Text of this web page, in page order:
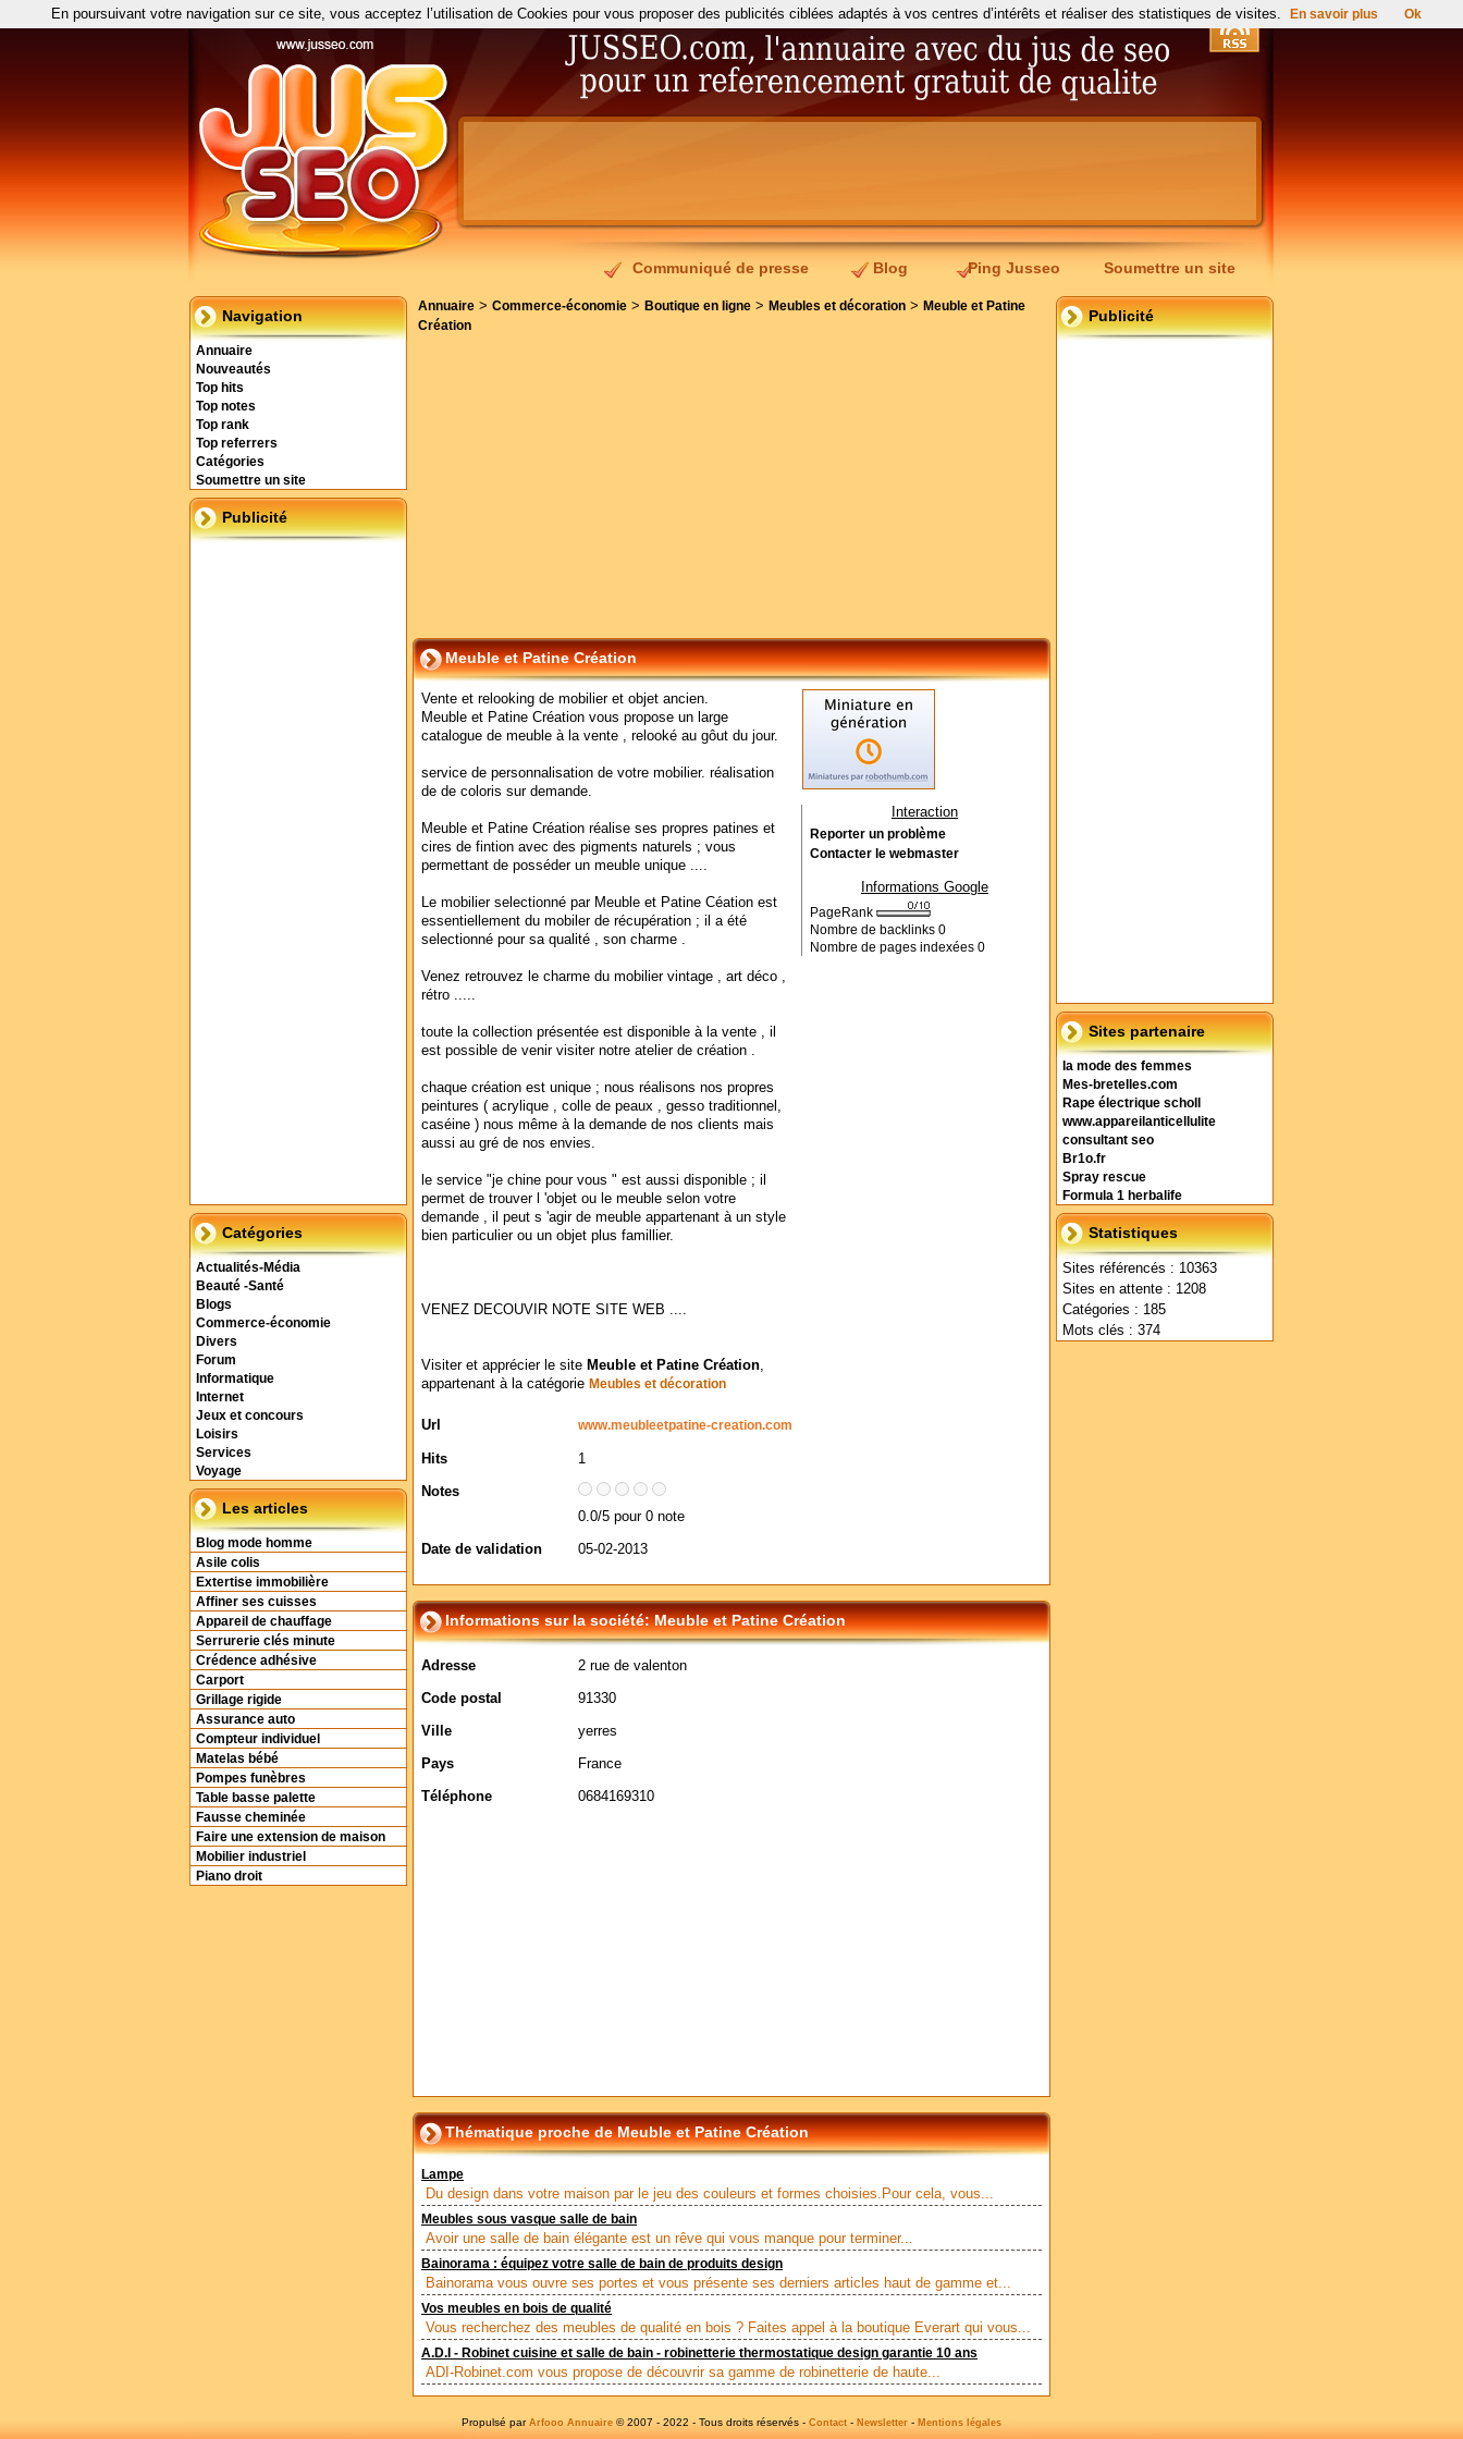
Communiqué de presse Blog Ping Jusseo Soumettre un site
Navigation
Annuaire
Nouveautés
Top hits
Top notes
Top rank
Top referrers
Catégories
Soumettre un site
Publicité
Catégories
Actualités-Média
Beauté -Santé
Blogs
Commerce-économie
Divers
Forum
Informatique
Internet
Jeux et concours
Loisirs
Services
Voyage
Les articles
Blog mode homme
Asile colis
Extertise immobilière
Affiner ses cuisses
Appareil de chauffage
Serrurerie clés minute
Crédence adhésive
Carport
Grillage rigide
Assurance auto
Compteur individuel
Matelas bébé
Pompes funèbres
Table basse palette
Fausse cheminée
Faire une extension de maison
Mobilier industriel
Piano droit
Publicité
Sites partenaire
la mode des femmes
Mes-bretelles.com
Rape électrique scholl
www.appareilanticellulite
consultant seo
Br1o.fr
Spray rescue
Formula 1 herbalife
Statistiques
Sites référencés : 10363
Sites en attente : 1208
Catégories : 185
Mots clés : 374
Annuaire > Commerce-économie > Boutique en ligne > Meubles et décoration > Meuble et Patine
Création
Meuble et Patine Création
Vente et relooking de mobilier et objet ancien.
Meuble et Patine Création vous propose un large
catalogue de meuble à la vente , relooké au gôut du jour.
service de personnalisation de votre mobilier. réalisation
de de coloris sur demande.
Meuble et Patine Création réalise ses propres patines et
cires de fintion avec des pigments naturels ; vous
permettant de posséder un meuble unique ....
Le mobilier selectionné par Meuble et Patine Céation est
essentiellement du mobiler de récupération ; il a été
selectionné pour sa qualité , son charme .
Venez retrouvez le charme du mobilier vintage , art déco ,
rétro .....
toute la collection présentée est disponible à la vente , il
est possible de venir visiter notre atelier de création .
chaque création est unique ; nous réalisons nos propres
peintures ( acrylique , colle de peaux , gesso traditionnel,
caséine ) nous même à la demande de nos clients mais
aussi au gré de nos envies.
le service "je chine pour vous " est aussi disponible ; il
permet de trouver l 'objet ou le meuble selon votre
demande , il peut s 'agir de meuble appartenant à un style
bien particulier ou un objet plus famillier.
VENEZ DECOUVIR NOTE SITE WEB ....
Visiter et apprécier le site Meuble et Patine Création,
appartenant à la catégorie Meubles et décoration
Url www.meubleetpatine-creation.com
Hits
1
Notes
0.0/5 pour 0 note
Date de validation
05-02-2013
Interaction
Reporter un problème
Contacter le webmaster
Informations Google
PageRank
Nombre de backlinks 0
Nombre de pages indexées 0
Informations sur la société: Meuble et Patine Création
Adresse
2 rue de valenton
Code postal
91330
Ville
yerres
Pays
France
Téléphone
0684169310
Thématique proche de Meuble et Patine Création
Lampe
Du design dans votre maison par le jeu des couleurs et formes choisies.Pour cela, vous...
Meubles sous vasque salle de bain
Avoir une salle de bain élégante est un rêve qui vous manque pour terminer...
Bainorama : équipez votre salle de bain de produits design
Bainorama vous ouvre ses portes et vous présente ses derniers articles haut de gamme et...
Vos meubles en bois de qualité
Vous recherchez des meubles de qualité en bois ? Faites appel à la boutique Everart qui vous...
A.D.I - Robinet cuisine et salle de bain - robinetterie thermostatique design garantie 10 ans
ADI-Robinet.com vous propose de découvrir sa gamme de robinetterie de haute...
Propulsé par Arfooo Annuaire © 2007 - 2022 - Tous droits réservés - Contact - Newsletter - Mentions légales
En poursuivant votre navigation sur ce site, vous acceptez l’utilisation de Cookies pour vous proposer des publicités ciblées adaptés à vos centres d’intérêts et réaliser des statistiques de visites. En savoir plus Ok